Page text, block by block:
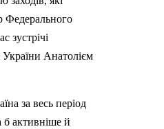
Федерального
зустрічі
України Анатолієм
за весь період
б активніше й